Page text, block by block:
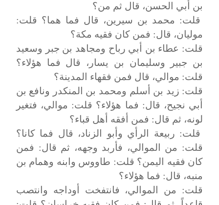
بن أبي الحسن، قال ثم من؟
قلت: محمد بن سيرين، قال فما هما؟ قلت:
موليان، قال: فمن كان فقيه مكة؟
قلت: عطاء بن أبي رباح ومجاهد بن جبر وسعيد
بن جبير وسليمان بن يسار، قال فما هؤلاء؟
قلت: موالي، قال فمن فقهاء المدينة؟
قلت: زيد بن أسلم ومحمد بن المنكدر ونافع بن
أبي نجيح، قال: فما هؤلاء؟ قلت: موالي، فتغير
لونه، ثم قال: فمن أفقه أهل قباء؟
قلت: ربيعة الرأي وأبو الزناد، قال فما كانا؟
قلت: من الموالي، فأربد وجهه، ثم قال: فمن
كان فقيه اليمن؟ قلت: طاووس وابنه وهمام بن
منبه، قال: فما هؤلاء؟
قلت: من الموالي، فانتفخت أوداجه وانتصب